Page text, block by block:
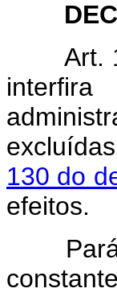
Art.
130 do